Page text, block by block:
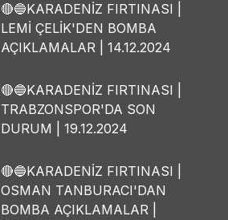
🔴🔵KARADENİZ FIRTINASI |
LEMİ ÇELİK'DEN BOMBA
AÇIKLAMALAR | 14.12.2024
🔴🔵KARADENİZ FIRTINASI |
TRABZONSPOR'DA SON
DURUM | 19.12.2024
🔴🔵KARADENİZ FIRTINASI |
OSMAN TANBURACI'DAN
BOMBA AÇIKLAMALAR |